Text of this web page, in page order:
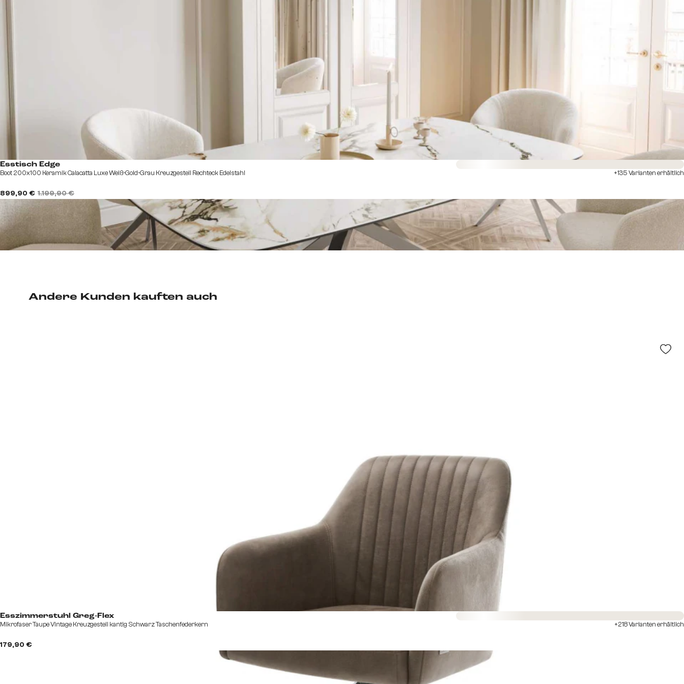
Andere Kunden kauften auch
Esszimmerstuhl Greg-Flex
Mikrofaser Taupe Vintage Kreuzgestell kantig Schwarz Taschenfederkern
179,90 €
Sofort versandfertig
+218 Varianten erhältlich
Esstisch Edge
Boot 200x100 Keramik Calacatta Luxe Weiß-Gold-Grau Kreuzgestell Rechteck Edelstahl
899,90 € 1.199,90 €
Sofort versandfertig
+135 Varianten erhältlich